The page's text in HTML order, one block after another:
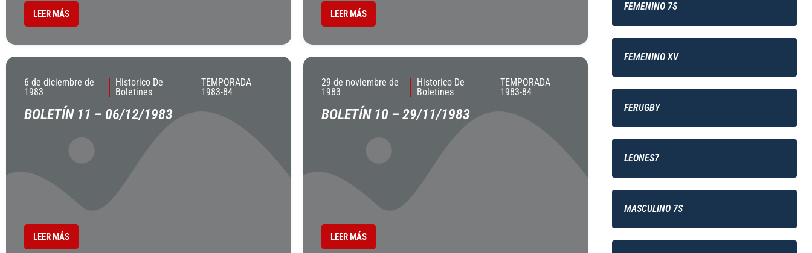
LEER MÁS LEER MÁS
6 de diciembre de
1983
Historico De
Boletines
TEMPORADA
1983-84
BOLETÍN 11 – 06/12/1983
LEER MÁS
29 de noviembre de
1983
Historico De
Boletines
TEMPORADA
1983-84
BOLETÍN 10 – 29/11/1983
LEER MÁS
FEMENINO 7S
FEMENINO XV
FERUGBY
LEONES7
MASCULINO 7S